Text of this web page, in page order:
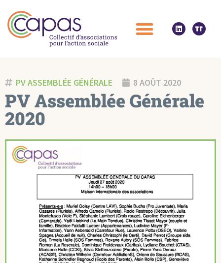
PV ASSEMBLÉE GÉNÉRALE 8 AOÛT 2020
PV Assemblée Générale
2020